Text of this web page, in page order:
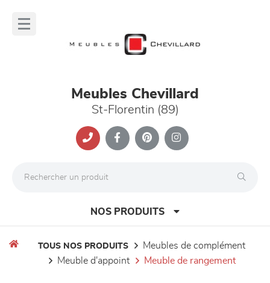
Meubles Chevillard
St-Florentin (89)
NOS PRODUITS
TOUS NOS PRODUITS
meubles de complément
meuble d'appoint
meuble de rangement